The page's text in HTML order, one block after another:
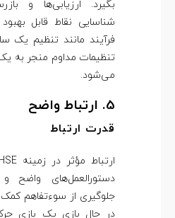
بگیرد. ارزیابی‌ها و
شناسایی نقاط قابل
فرآیند مانند تنظیم
تنظیمات مداوم منجر به
می‌شود.
5. ارتباط واضح
قدرت ارتباط
دستورالعمل‌های واضح و
جلوگیری از سوءتفاهم
در حال بازی یک بازی